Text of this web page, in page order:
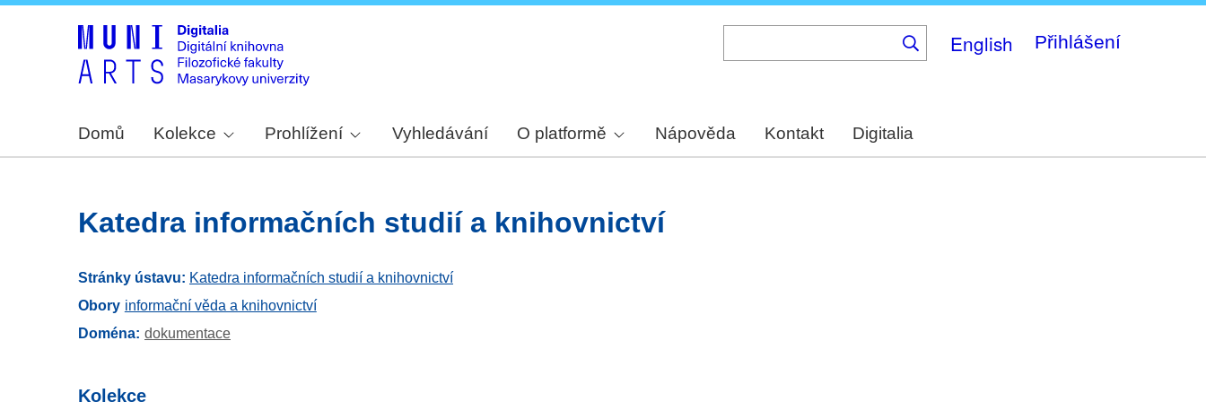
English Přihlášení
Domů Kolekce Prohlížení Vyhledávání O platformě Nápověda Kontakt Digitalia
Katedra informačních studií a knihovnictví
Stránky ústavu: Katedra informačních studií a knihovnictví
Obory informační věda a knihovnictví
Doména dokumentace
Kolekce